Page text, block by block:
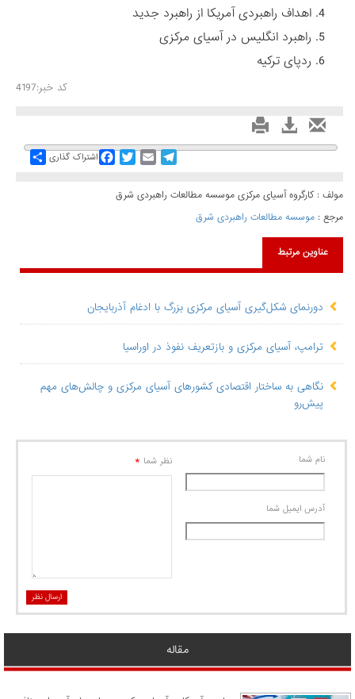
اهداف راهبردی آمریکا از راهبرد جدید
راهبرد انگلیس در آسیای مرکزی
ردپای ترکیه
کد خبر:4197
Share اشتراک گذاری
FacebookTwitterEmail
Telegram
مولف : کارگروه آسیای مرکزی موسسه مطالعات راهبردی شرق
مرجع : موسسه مطالعات راهبردی شرق
عناوین مرتبط
دورنمای شکل‌گیری آسیای مرکزی بزرگ با ادغام آذربایجان
ترامپ، آسیای مرکزی و بازتعریف نفوذ در اوراسیا
نگاهی به ساختار اقتصادی کشورهای آسیای مرکزی و چالش‌های مهم
پیش‌رو
نام شما
آدرس ايميل شما
نظر شما *
ارسال نظر
مقاله